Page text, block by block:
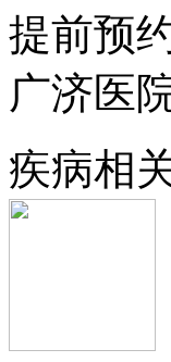
提前预
广济医
疾病相